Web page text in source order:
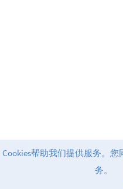
Powered by
Cookies帮助我们提供服务。
务。